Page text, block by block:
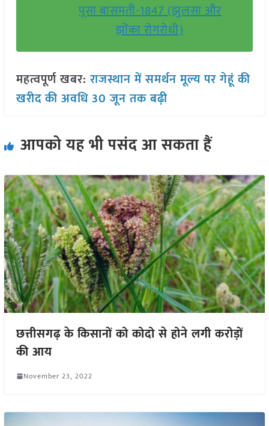
पूसा बासमती-1847 (झुलसा और
झोंका रोगरोधी)
महत्वपूर्ण खबर:राजस्थान में समर्थन मूल्य पर गेहूं की
खरीद की अवधि 30 जून तक बढ़ी
आपको यह भी पसंद आ सकता हैं
छत्तीसगढ़ के किसानों को कोदो से होने लगी करोड़ों
की आय
November 23, 2022